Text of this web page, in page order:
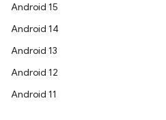
Android 15
Android 14
Android 13
Android 12
Android 11